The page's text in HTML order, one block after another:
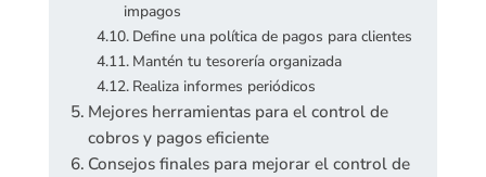
impagos
Define una política de pagos para clientes
Mantén tu tesorería organizada
Realiza informes periódicos
Mejores herramientas para el control de
cobros y pagos eficiente
Consejos finales para mejorar el control de